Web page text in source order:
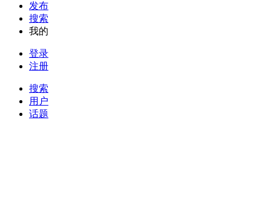
发布
搜索
我的
登录
注册
搜索
用户
话题